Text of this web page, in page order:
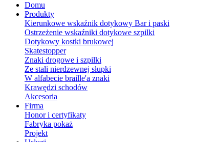
Domu
Produkty
Kierunkowe wskaźnik dotykowy Bar i paski
Ostrzeżenie wskaźniki dotykowe szpilki
Dotykowy kostki brukowej
Skatestopper
Znaki drogowe i szpilki
Ze stali nierdzewnej słupki
W alfabecie braille'a znaki
Krawędzi schodów
Akcesoria
Firma
Honor i certyfikaty
Fabryka pokaż
Projekt